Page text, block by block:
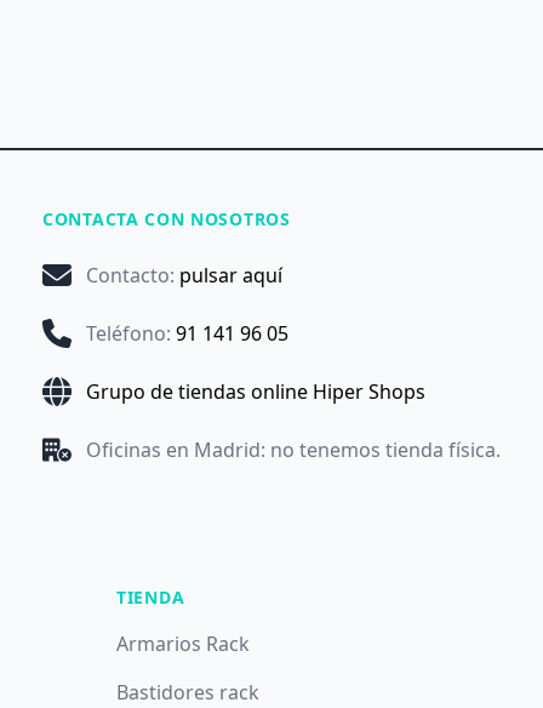
CONTACTA CON NOSOTROS
Contacto: pulsar aquí
Teléfono: 91 141 96 05
Grupo de tiendas online Hiper Shops
Oficinas en Madrid: no tenemos tienda física.
TIENDA
Armarios Rack
Bastidores rack